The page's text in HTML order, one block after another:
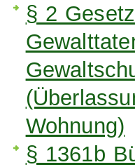
§ 2
Wohnung)
§ 1361b